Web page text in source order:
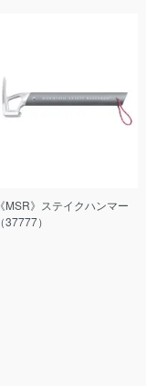
《MSR》ステイクハンマー
（37777）